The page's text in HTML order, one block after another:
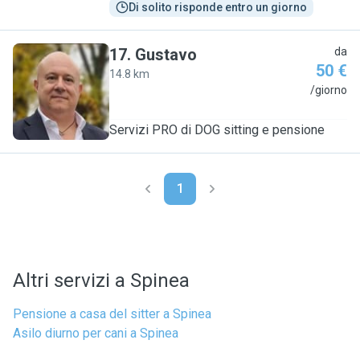
Di solito risponde entro un giorno
G
17. Gustavo
14.8 km
da
50 €
/giorno
Servizi PRO di DOG sitting e pensione
1
Altri servizi a Spinea
Pensione a casa del sitter a Spinea
Asilo diurno per cani a Spinea